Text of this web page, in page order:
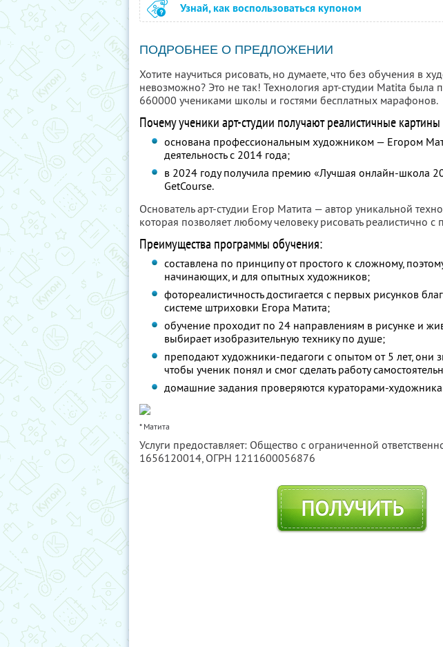
Узнай, как воспользоваться купоном
ПОДРОБНЕЕ О ПРЕДЛОЖЕНИИ
Хотите научиться рисовать, но думаете, что без обучения в
невозможно? Это не так! Технология арт-студии Matita была
660000 учениками школы и гостями бесплатных марафонов.
Почему ученики арт-студии получают реалистичные
основана профессиональным художником — Егором
деятельность с 2014 года;
в 2024 году получила премию «Лучшая онлайн-школа
GetCourse.
Основатель арт-студии Егор Матита — автор уникальной
которая позволяет любому человеку рисовать реалистично
Преимущества программы обучения:
составлена по принципу от простого к сложному,
начинающих, и для опытных художников;
фотореалистичность достигается с первых рисунков
системе штриховки Егора Матита;
обучение проходит по 24 направлениям в рисунке и
выбирает изобразительную технику по душе;
преподают художники-педагоги с опытом от 5 лет, они
чтобы ученик понял и смог сделать работу
домашние задания проверяются кураторами-
* Матита
Услуги предоставляет: Общество с ограниченной
1656120014, ОГРН 1211600056876
ПОЛУЧИТЬ